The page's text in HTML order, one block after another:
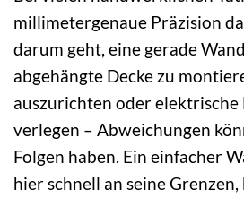
millimetergenaue Präzision
darum geht, eine gerade
abgehängte Decke zu
auszurichten oder elektrische
verlegen – Abweichungen
Folgen haben. Ein einfacher
hier schnell an seine